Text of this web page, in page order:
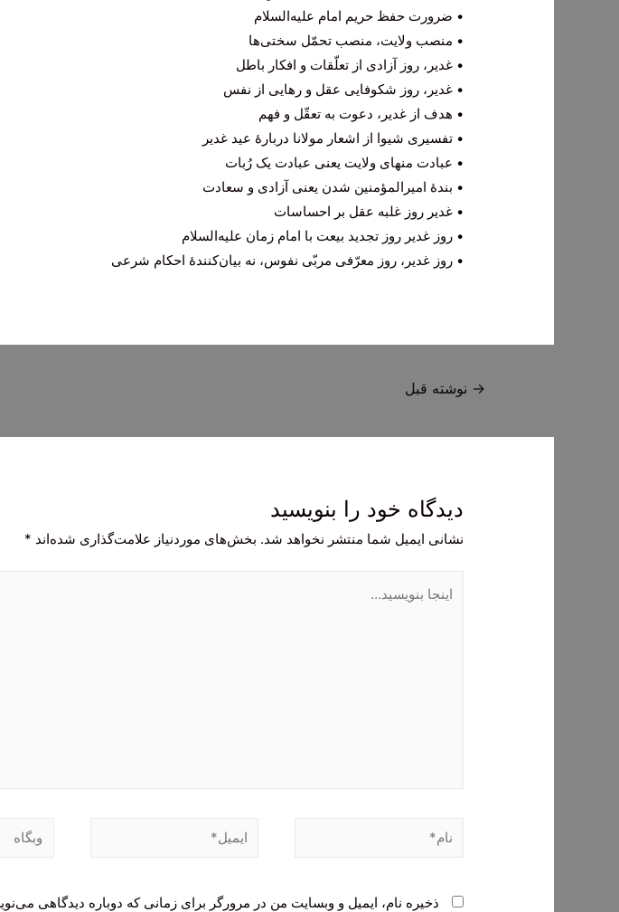
• ضرورت حفظ حریم امام علیه‌السلام
• منصب ولایت، منصب تحمّل سختی‌ها
• غدیر، روز آزادی از تعلّقات و افکار باطل
• غدیر، روز شکوفایی عقل و رهایی از نفس
• هدف از غدیر، دعوت به تعقّل و فهم
• تفسیری شیوا از اشعار مولانا دربارۀ عید غدیر
• عبادت منهای ولایت یعنی عبادت یک رُبات
• بندۀ امیرالمؤمنین شدن یعنی آزادی و سعادت
• غدیر روز غلبه عقل بر احساسات
• روز غدیر روز تجدید بیعت با امام زمان علیه‌السلام
• روز غدیر، روز معرّفی مربّی نفوس، نه بیان‌کنندۀ احکام شرعی
راهبری
→ نوشته قبل
دیدگاه‌ خود را بنویسید
نشانی ایمیل شما منتشر نخواهد شد. بخش‌های موردنیاز علامت‌گذاری شده‌اند *
بنویسید…
نام* ایمیل* وبگاه
ذخیره نام، ایمیل و وبسایت من در مرورگر برای زمانی که دوباره دیدگاهی